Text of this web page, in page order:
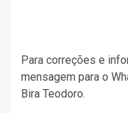
Para correções e
mensagem para o
Bira Teodoro.